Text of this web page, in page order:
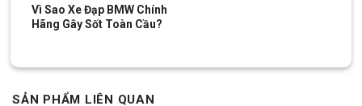
SKU:VG18
Vì Sao Xe Đạp BMW Chính
Hãng Gây Sốt Toàn Cầu?
SẢN PHẨM LIÊN QUAN